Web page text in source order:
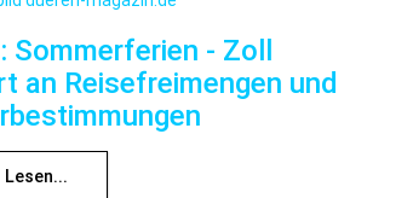
Sommerferien - Zoll
an Reisefreimengen und
Lesen...